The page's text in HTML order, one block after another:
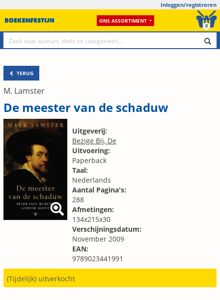
Inloggen/registreren
ONS ASSORTIMENT
0
TERUG
M. Lamster
De meester van de schaduw
Uitgeverij:
Bezige Bij, De
Uitvoering:
Paperback
Taal:
Nederlands
Aantal Pagina's:
288
Afmetingen:
134x215x30
Verschijningsdatum:
November 2009
EAN:
9789023441991
(Tijdelijk) uitverkocht